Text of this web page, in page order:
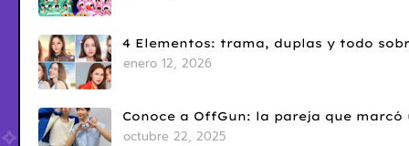
4 Elementos: trama, duplas y todo
enero 12, 2026
Conoce a OffGun: la pareja que
octubre 22, 2025